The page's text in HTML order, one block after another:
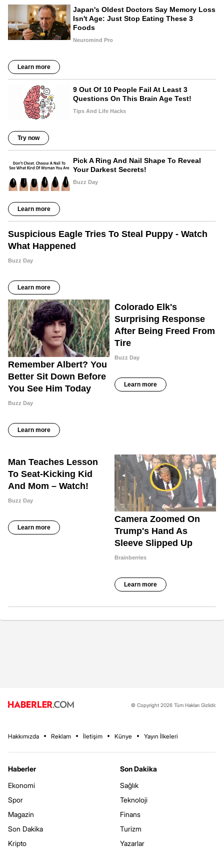
© Copyright 2026 Tüm Hakları Gizlidir.
Hakkımızda Reklam İletişim Künye Yayın İlkeleri
Haberler
Ekonomi
Spor
Magazin
Son Dakika
Kripto
Son Dakika
Sağlık
Teknoloji
Finans
Turizm
Yazarlar